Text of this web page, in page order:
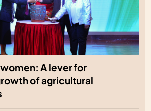
A lever for
of agricultural